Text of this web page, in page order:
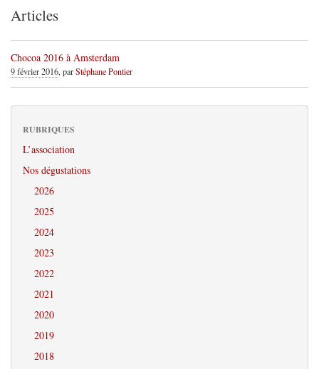
Articles
Chocoa 2016 à Amsterdam
9 février 2016, parStéphane Pontier
RUBRIQUES
L’association
Nos dégustations
2026
2025
2024
2023
2022
2021
2020
2019
2018